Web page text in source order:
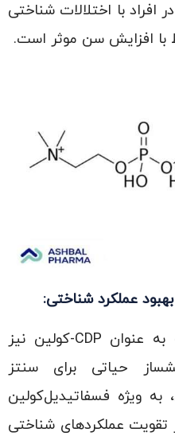
با اختلالات شناختی
افزایش سن موثر است.
عملکرد شناختی:
سیتی‌کولین (Citicoline) که به عنوان CDP-کولین نیز
حیاتی برای سنتز
ویژه فسفاتیدیل‌کولین
عملکردهای شناختی